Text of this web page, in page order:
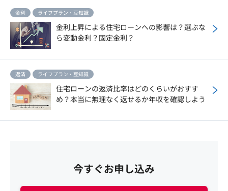
金利 ライフプラン・豆知識
金利上昇による住宅ローンへの影響は？選ぶな
ら変動金利？固定金利？
返済 ライフプラン・豆知識
住宅ローンの返済比率はどのくらいがおすす
め？本当に無理なく返せるか年収を確認しよう
今すぐお申し込み